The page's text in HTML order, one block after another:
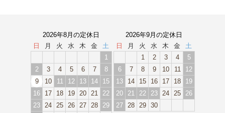
2026年8月の定休日
日
月 火 水 木 金
土
1
2
3 4 5 6 7
8
9
10 11 12 13 14
15
16
17 18 19 20 21
22
23 24 25 26 27 28
29
2026年9月の定休日
日
月 火 水 木 金
土
1
2 3 4
5
6
7 8 9 10 11
12
13
14 15 16 17 18
19
20
21 22 23 24 25
26
27 28 29 30